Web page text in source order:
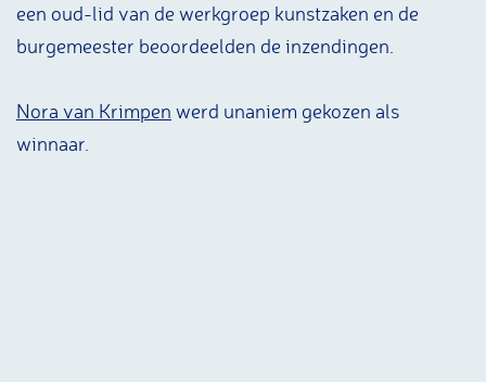
een oud-lid van de werkgroep kunstzaken en de
burgemeester beoordeelden de inzendingen.
Nora van Krimpen werd unaniem gekozen als
winnaar.